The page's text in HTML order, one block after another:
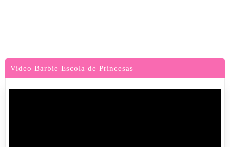
Video Barbie Escola de Princesas